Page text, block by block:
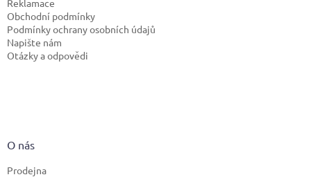
Reklamace
Obchodní podmínky
Podmínky ochrany osobních údajů
Napište nám
Otázky a odpovědi
O nás
Prodejna